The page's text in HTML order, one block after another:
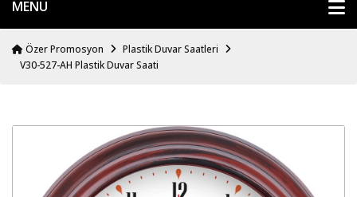
MENU
Özer Promosyon
Plastik Duvar Saatleri
V30-527-AH Plastik Duvar Saati